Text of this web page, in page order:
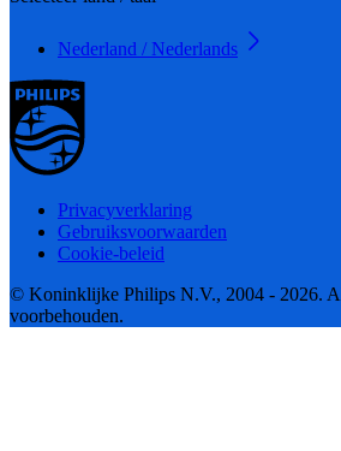
Nederland / Nederlands
Privacyverklaring
Gebruiksvoorwaarden
Cookie-beleid
© Koninklijke Philips N.V., 2004 - 2026.
voorbehouden.